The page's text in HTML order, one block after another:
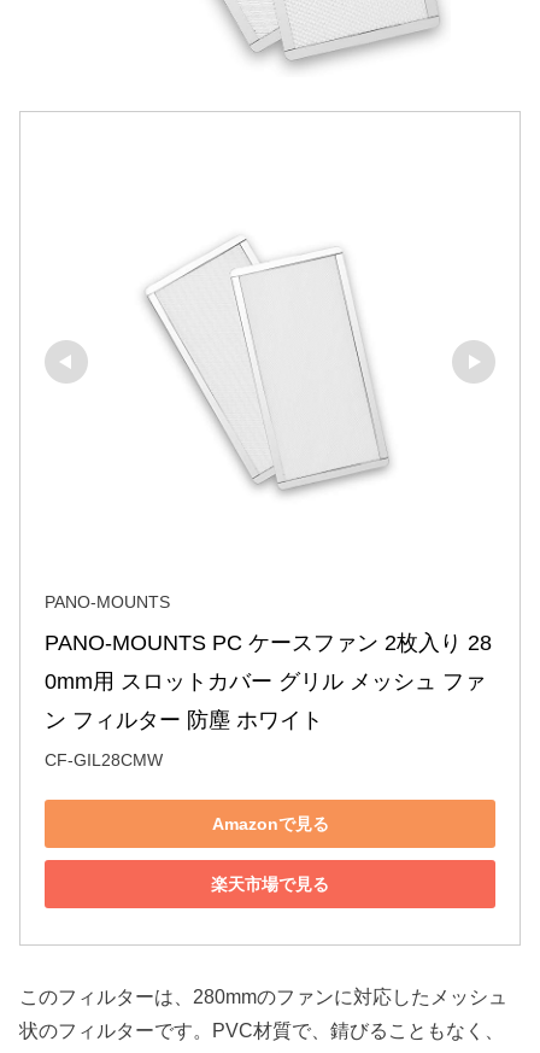
PANO-MOUNTS
PANO-MOUNTS PC ケースファン 2枚入り 28
0mm用 スロットカバー グリル メッシュ ファ
ン フィルター 防塵 ホワイト
CF-GIL28CMW
Amazonで見る
楽天市場で見る
このフィルターは、280mmのファンに対応したメッシュ
状のフィルターです。PVC材質で、錆びることもなく、